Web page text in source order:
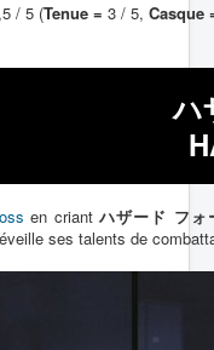
/ 5 (Tenue = 3 / 5, Casque
ハ
en criant ハザード フォ
ses talents de